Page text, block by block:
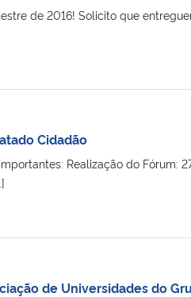
de 2016! Solicito que
Cidadão
Realização do Fórum:
de Universidades do